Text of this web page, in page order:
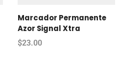
Marcador Permanente
Azor Signal Xtra
$23.00